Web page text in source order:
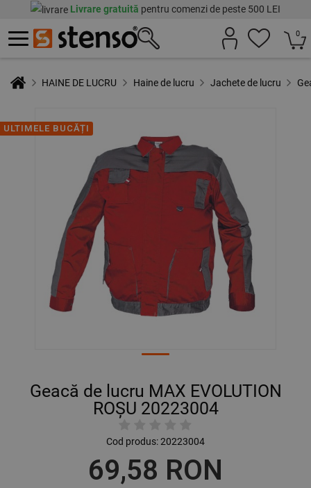
Livrare gratuită pentru comenzi de peste 500 LEI
0
HAINE DE LUCRU Haine de lucru Jachete de lucru
ULTIMELE BUCĂȚI
Geacă de lucru MAX EVOLUTION
ROȘU 20223004
Cod produs:20223004
69,58 RON